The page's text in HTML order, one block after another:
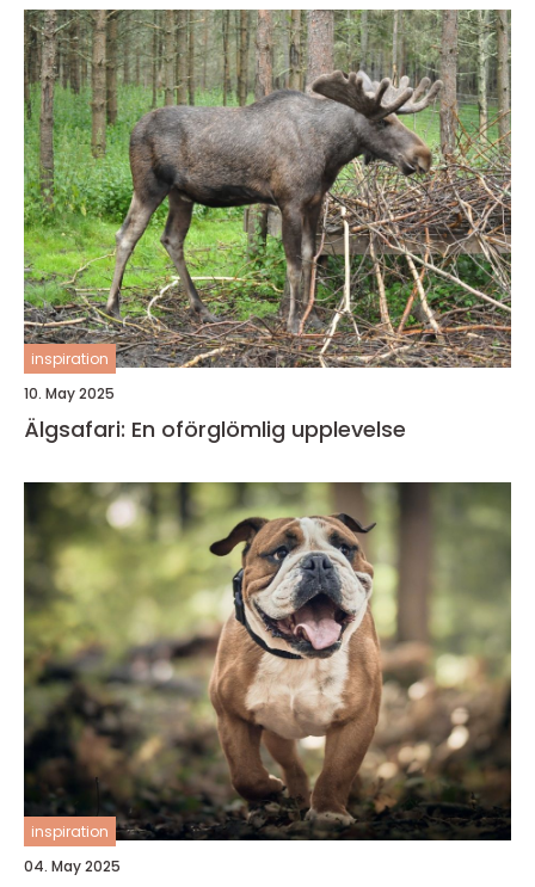
inspiration
10. May 2025
Älgsafari: En oförglömlig upplevelse
inspiration
04. May 2025